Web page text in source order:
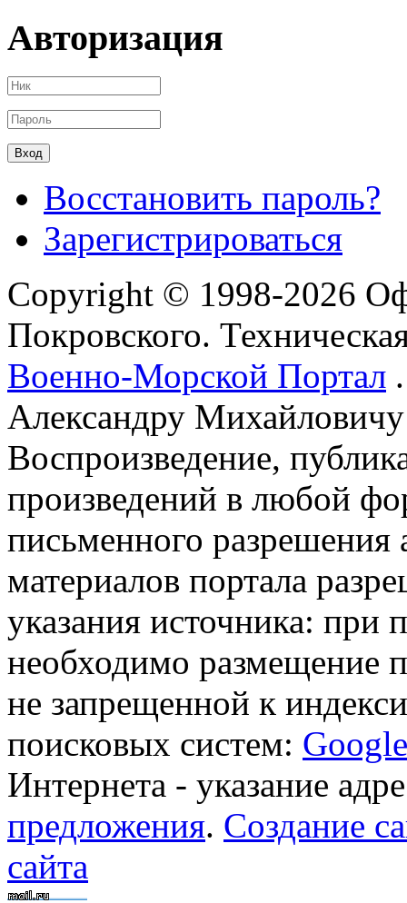
Авторизация
Восстановить пароль?
Зарегистрироваться
Copyright © 1998-2026
Покровского.
Военно-Морской Портал
Александру
Воспроизведение,
произведений в любой
письменного разрешения
материалов портала
указания источника: при
необходимо размещение
не запрещенной к
поисковых систем: Google
Интернета - указание
предложения. Создание
сайта